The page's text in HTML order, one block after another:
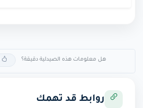
هل معلومات هذه الصيدلية دقيقة؟
روابط قد تهمك